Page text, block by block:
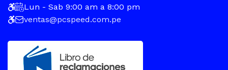
Lun - Sab 9:00 am a 8:00 pm
ventas@pcspeed.com.pe